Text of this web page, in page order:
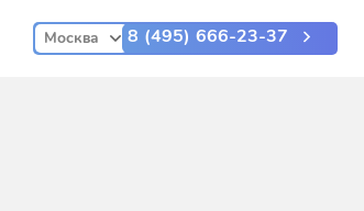
Москва 8 (495) 666-23-37